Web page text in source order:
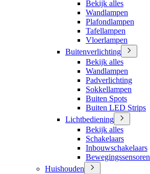
Bekijk alles
Wandlampen
Plafondlampen
Tafellampen
Vloerlampen
Buitenverlichting
Bekijk alles
Wandlampen
Padverlichting
Sokkellampen
Buiten Spots
Buiten LED Strips
Lichtbediening
Bekijk alles
Schakelaars
Inbouwschakelaars
Bewegingssensoren
Huishouden